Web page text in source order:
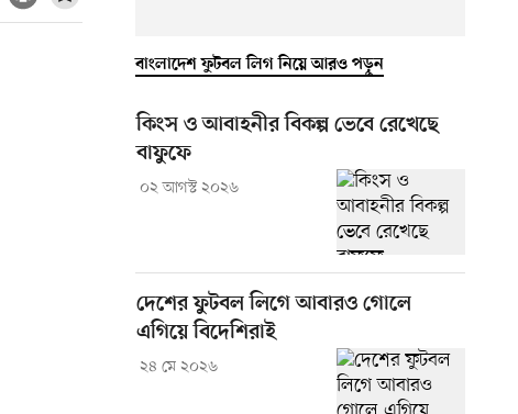
বাংলাদেশ ফুটবল লিগ নিয়ে আরও পড়ুন
কিংস ও আবাহনীর বিকল্প ভেবে রেখেছে
বাফুফে
০২ আগস্ট ২০২৬
দেশের ফুটবল লিগে আবারও গোলে
এগিয়ে বিদেশিরাই
২৪ মে ২০২৬